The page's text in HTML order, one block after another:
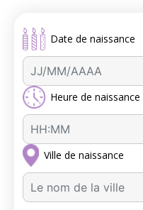
Date de naissance
Heure de naissance
Ville de naissance
A
u